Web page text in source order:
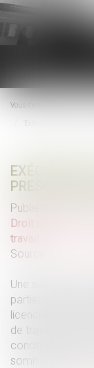
Vous êtes ici :
EXÉCUTION
Publié le :
Droit du travail -
travail
Source :
Une salariée,
partiel saisit la
licenciement,
de travail en CDI
condamnation
sommes au titre